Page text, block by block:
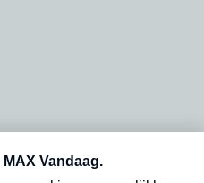
dinsdagochtend in